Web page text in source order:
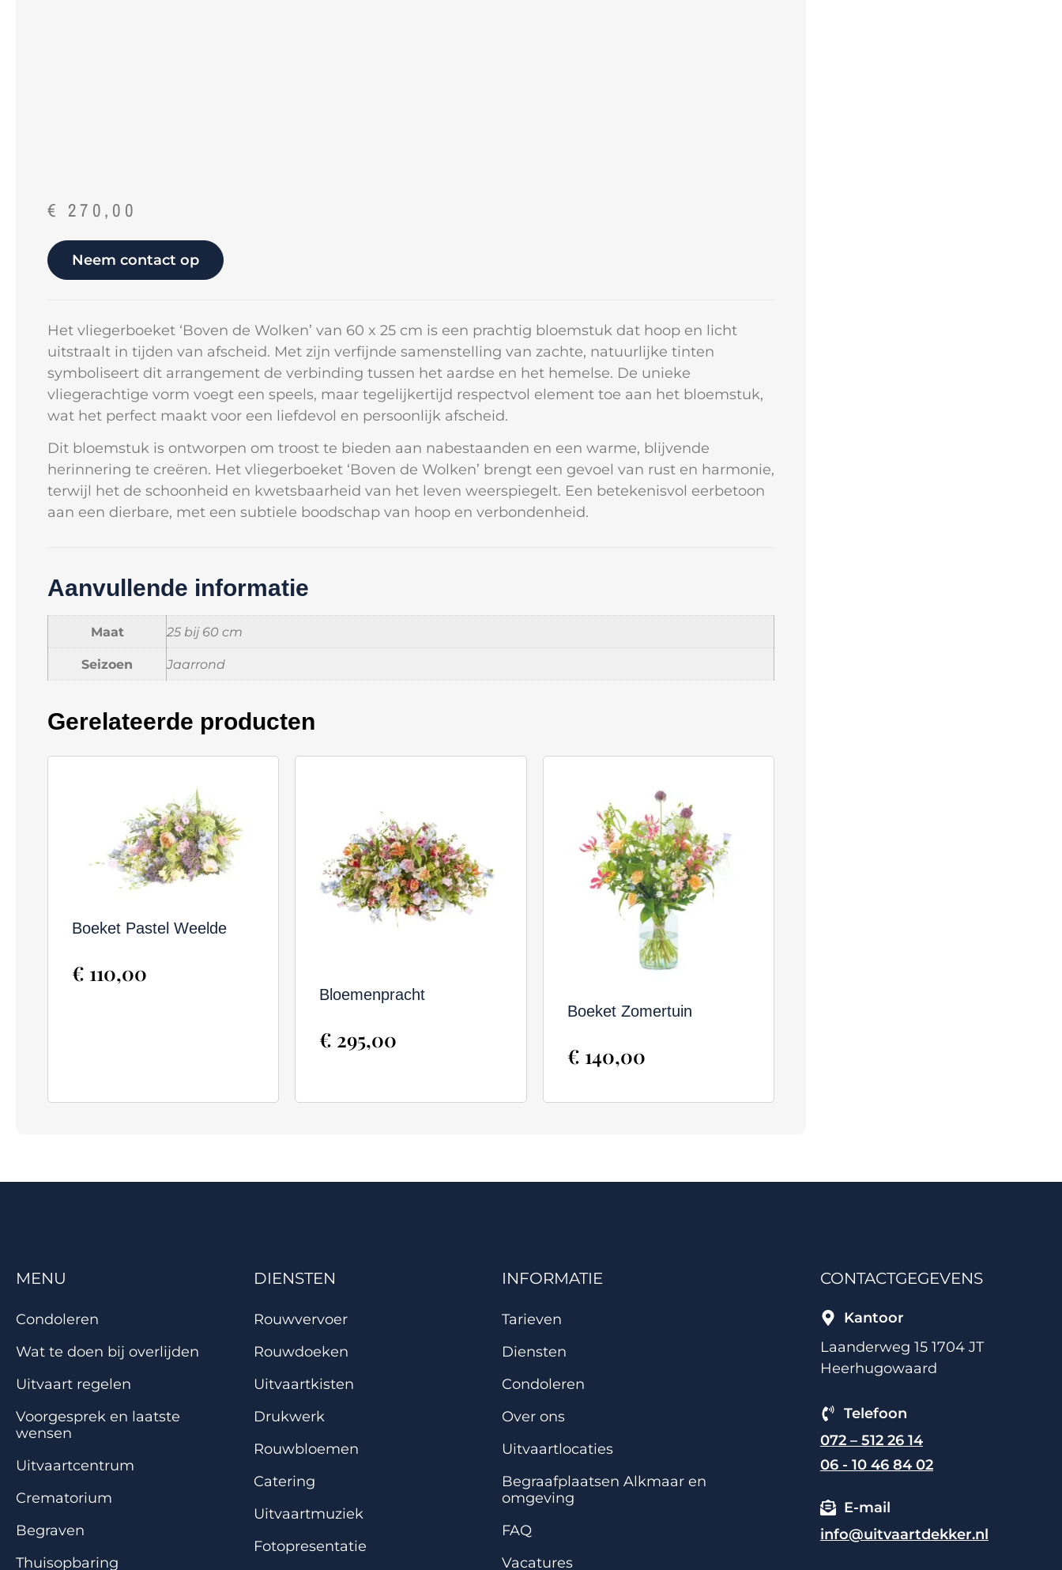
€ 270,00
Neem contact op
Het vliegerboeket ‘Boven de Wolken’ van 60 x 25 cm is een prachtig bloemstuk dat hoop en licht
uitstraalt in tijden van afscheid. Met zijn verfijnde samenstelling van zachte, natuurlijke tinten
symboliseert dit arrangement de verbinding tussen het aardse en het hemelse. De unieke
vliegerachtige vorm voegt een speels, maar tegelijkertijd respectvol element toe aan het bloemstuk,
wat het perfect maakt voor een liefdevol en persoonlijk afscheid.
Dit bloemstuk is ontworpen om troost te bieden aan nabestaanden en een warme, blijvende
herinnering te creëren. Het vliegerboeket ‘Boven de Wolken’ brengt een gevoel van rust en harmonie,
terwijl het de schoonheid en kwetsbaarheid van het leven weerspiegelt. Een betekenisvol eerbetoon
aan een dierbare, met een subtiele boodschap van hoop en verbondenheid.
Aanvullende informatie
Maat 25 bij 60 cm
Seizoen Jaarrond
Gerelateerde producten
Boeket Pastel Weelde
€ 110,00
Bloemenpracht
€ 295,00
Boeket Zomertuin
€ 140,00
MENU
Condoleren
Wat te doen bij overlijden
Uitvaart regelen
Voorgesprek en laatste
wensen
Uitvaartcentrum
Crematorium
Begraven
Thuisopbaring
DIENSTEN
Rouwvervoer
Rouwdoeken
Uitvaartkisten
Drukwerk
Rouwbloemen
Catering
Uitvaartmuziek
Fotopresentatie
INFORMATIE
Tarieven
Diensten
Condoleren
Over ons
Uitvaartlocaties
Begraafplaatsen Alkmaar en
omgeving
FAQ
Vacatures
CONTACTGEGEVENS
Kantoor
Laanderweg 15 1704 JT
Heerhugowaard
Telefoon
072 – 512 26 14
06 - 10 46 84 02
E-mail
info@uitvaartdekker.nl